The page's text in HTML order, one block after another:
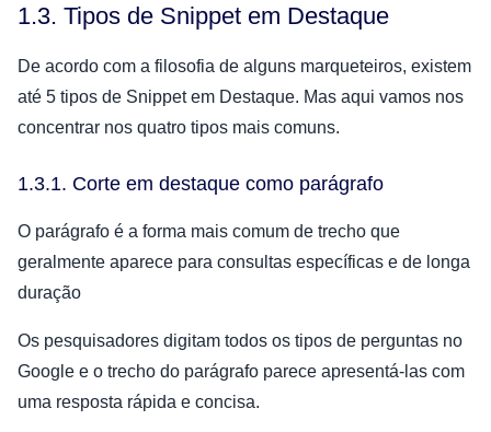
1.3. Tipos de Snippet em Destaque
De acordo com a filosofia de alguns marqueteiros, existem
até 5 tipos de Snippet em Destaque. Mas aqui vamos nos
concentrar nos quatro tipos mais comuns.
1.3.1. Corte em destaque como parágrafo
O parágrafo é a forma mais comum de trecho que
geralmente aparece para consultas específicas e de longa
duração
Os pesquisadores digitam todos os tipos de perguntas no
Google e o trecho do parágrafo parece apresentá-las com
uma resposta rápida e concisa.